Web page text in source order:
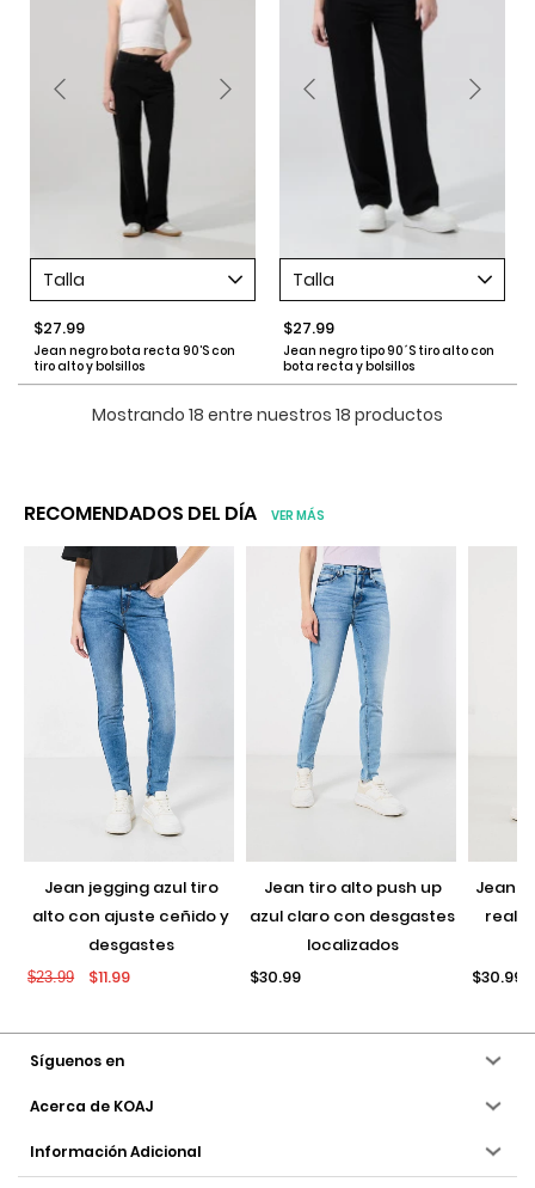
Talla
$27.99
Jean negro bota recta 90’S con
tiro alto y bolsillos
Talla
$27.99
Jean negro tipo 90´S tiro alto con
bota recta y bolsillos
Mostrando 18 entre nuestros 18 productos
RECOMENDADOS DEL DÍA VER MÁS
jean jegging azul tiro
alto con ajuste ceñido y
desgastes
$23.99 $11.99
jean tiro alto push up
azul claro con desgastes
localizados
$30.99
jean push up negro con
$30.99
Síguenos en
Acerca de KOAJ
Información Adicional